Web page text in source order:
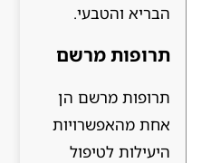
הבריא והטבעי.
תרופות מרשם
תרופות מרשם הן
אחת מהאפשרויות
היעילות לטיפול